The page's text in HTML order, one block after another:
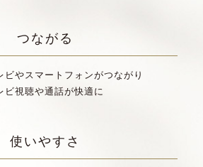
つながる
ビやスマートフォンがつながり
ビ視聴や通話が快適に
使いやすさ